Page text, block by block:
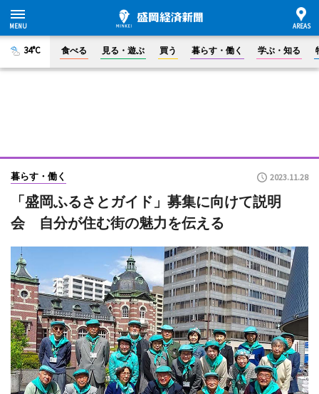
34°C 食べる 見る・遊ぶ 買う 暮らす・働く 学ぶ・知る
暮らす・働く 2023.11.28
「盛岡ふるさとガイド」募集に向けて説明
会 自分が住む街の魅力を伝える